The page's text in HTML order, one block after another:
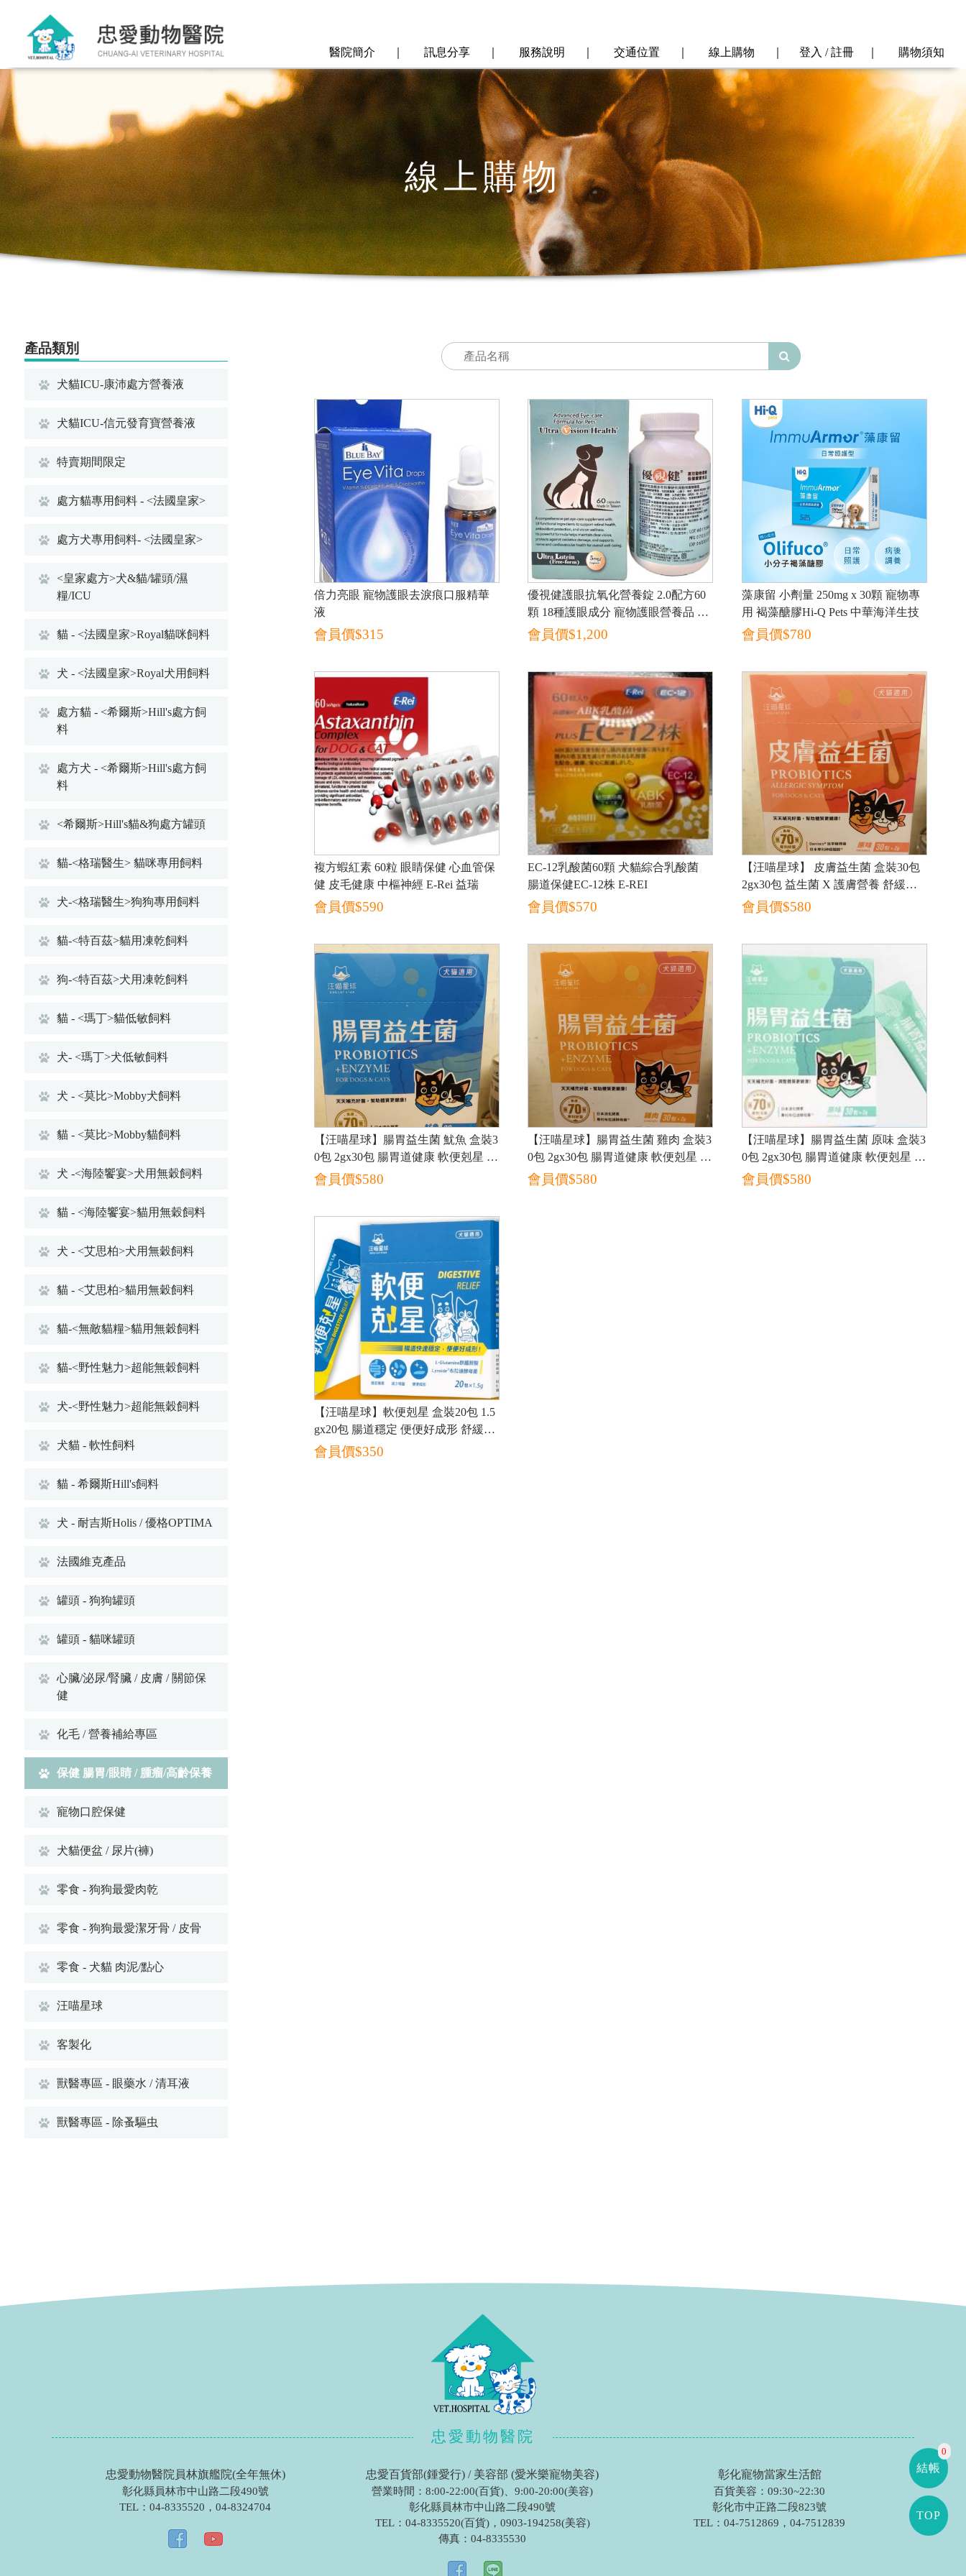
結帳
0
TOP
醫院簡介 訊息分享 服務說明 交通位置 線上購物 登入 / 註冊 購物須知
線上購物
產品類別
犬貓ICU-康沛處方營養液
犬貓ICU-信元發育寶營養液
特賣期間限定
處方貓專用飼料 - <法國皇家>
處方犬專用飼料- <法國皇家>
<皇家處方>犬&貓/罐頭/濕
糧/ICU
貓 - <法國皇家>Royal貓咪飼料
犬 - <法國皇家>Royal犬用飼料
處方貓 - <希爾斯>Hill's處方飼
料
處方犬 - <希爾斯>Hill's處方飼
料
<希爾斯>Hill's貓&狗處方罐頭
貓-<格瑞醫生> 貓咪專用飼料
犬-<格瑞醫生>狗狗專用飼料
貓-<特百茲>貓用凍乾飼料
狗-<特百茲>犬用凍乾飼料
貓 - <瑪丁>貓低敏飼料
犬- <瑪丁>犬低敏飼料
犬 - <莫比>Mobby犬飼料
貓 - <莫比>Mobby貓飼料
犬 -<海陸饗宴>犬用無穀飼料
貓 - <海陸饗宴>貓用無穀飼料
犬 - <艾思柏>犬用無穀飼料
貓 - <艾思柏>貓用無穀飼料
貓-<無敵貓糧>貓用無穀飼料
貓-<野性魅力>超能無穀飼料
犬-<野性魅力>超能無穀飼料
犬貓 - 軟性飼料
貓 - 希爾斯Hill's飼料
犬 - 耐吉斯Holis / 優格OPTIMA
法國維克產品
罐頭 - 狗狗罐頭
罐頭 - 貓咪罐頭
心臟/泌尿/腎臟 / 皮膚 / 關節保
健
化毛 / 營養補給專區
保健 腸胃/眼睛 / 腫瘤/高齡保養
寵物口腔保健
犬貓便盆 / 尿片(褲)
零食 - 狗狗最愛肉乾
零食 - 狗狗最愛潔牙骨 / 皮骨
零食 - 犬貓 肉泥/點心
汪喵星球
客製化
獸醫專區 - 眼藥水 / 清耳液
獸醫專區 - 除蚤驅虫
倍力亮眼 寵物護眼去淚痕口服精華
液
會員價$315
優視健護眼抗氧化營養錠 2.0配方60
顆 18種護眼成分 寵物護眼營養品 眼
睛保養 葉黃素
會員價$1,200
藻康留 小劑量 250mg x 30顆 寵物專
用 褐藻醣膠Hi-Q Pets 中華海洋生技
會員價$780
複⽅蝦紅素 60粒 眼睛保健 心血管保
健 皮毛健康 中樞神經 E-Rei 益瑞
會員價$590
EC-12乳酸菌60顆 犬貓綜合乳酸菌
腸道保健EC-12株 E-REI
會員價$570
【汪喵星球】 皮膚益生菌 盒裝30包
2gx30包 益生菌 X 護膚營養 舒緩敏
感更有感 新改版 配
會員價$580
【汪喵星球】腸胃益生菌 魷魚 盒裝3
0包 2gx30包 腸胃道健康 軟便剋星 寵
物益生菌
會員價$580
【汪喵星球】腸胃益生菌 雞肉 盒裝3
0包 2gx30包 腸胃道健康 軟便剋星 寵
物益生菌
會員價$580
【汪喵星球】腸胃益生菌 原味 盒裝3
0包 2gx30包 腸胃道健康 軟便剋星 寵
物益生菌
會員價$580
【汪喵星球】軟便剋星 盒裝20包 1.5
gx20包 腸道穩定 便便好成形 舒緩軟
便 布拉迪酵母菌
會員價$350
忠愛動物醫院
忠愛動物醫院員林旗艦院(全年無休)
彰化縣員林市中山路二段490號
TEL：04-8335520 ，04-8324704
忠愛百貨部(鍾愛行) / 美容部 (愛米樂寵物美容)
營業時間：8:00-22:00(百貨)、9:00-20:00(美容)
彰化縣員林市中山路二段490號
TEL： 04-8335520(百貨)， 0903-194258(美容)
傳真：04-8335530
彰化寵物當家生活館
百貨美容：09:30~22:30
彰化市中正路二段823號
TEL：04-7512869 ，04-7512839